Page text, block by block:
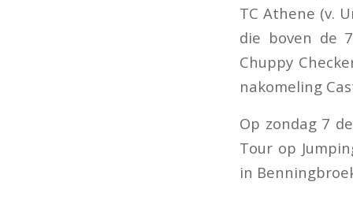
TC Athene (v.
die boven de
Chuppy
nakomeling
Op zondag 7
Tour op
in